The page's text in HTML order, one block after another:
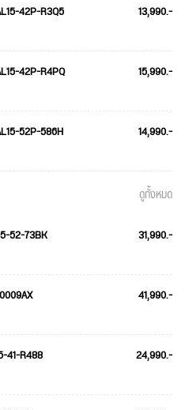
42P-R3Q5 13,990.-
42P-R4PQ 15,990.-
52P-586H 14,990.-
ดูทั้งหมด
52-73BK 31,990.-
41,990.-
41-R488 24,990.-